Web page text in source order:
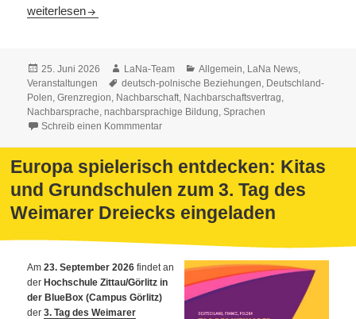
35 Jahre Deutsch-Polnischer Nachbarschaftsvertrag –
weiterlesen
Veröffentlicht
am
25. Juni 2026 Autor
LaNa-Team Kategorien
Allgemein, LaNa News,
Veranstaltungen
Schlagwörter
deutsch-polnische Beziehungen, Deutschland-
Polen,Grenzregion, Nachbarschaft, Nachbarschaftsvertrag,
Nachbarsprache,nachbarsprachige Bildung,Sprachen
Schreib einen Kommmentar
Europa spielerisch entdecken: Kitas
und Grundschulen zum 3. Tag des
Weimarer Dreiecks eingeladen
Am23. September 2026 findet an
der Hochschule Zittau/Görlitz in
der BlueBox (Campus Görlitz)
der3. Tag des Weimarer